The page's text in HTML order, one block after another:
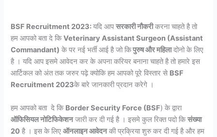
BSF Recruitment 2023:यदि आपसरकारी नौकरीकरना चाहते है तो
हम आपको बता दे किVeterinary Assistant Surgeon (Assistant
Commandant) के पर नई भर्ती आई है जो किपुरुष और महिलादोनो के लिए
है । यदि आप इसमे आवेदन कर के अपना करियर बनाना चाहते है तो हमारे इस
आर्टिकल को अंत तक जरुर पढ़े क्योकि हम आपको पूरे विस्तार से BSF
Recruitment 2023के बारे जानकारी प्रदान करेगे ।
हम आपको बता दे कि Border Security Force (BSF) के द्वारा
ऑफिसियल नोटिफिकेशनजारी कर दी गई है । इसमे कुल रिक्त पदो किसंख्या
20 है । इस के लिएऑनलाइन आवेदनकी प्रक्रिया शुरु कर दी गई है और हम